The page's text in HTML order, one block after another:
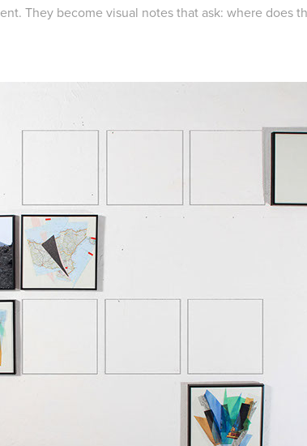
They become visual notes that ask: where does